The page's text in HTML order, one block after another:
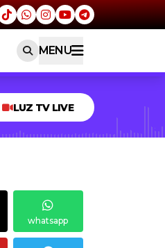
MENU
LUZ TV LIVE
whatsapp